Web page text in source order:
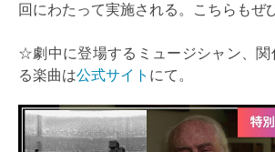
回にわたって実施される。こちらもぜ
☆劇中に登場するミュージシャン、関
る楽曲は公式サイト にて。